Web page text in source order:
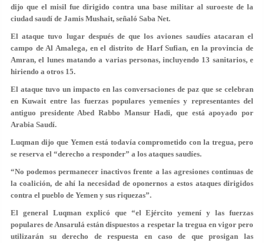
dijo que el misil fue dirigido contra una base militar al suroeste de la
ciudad saudí de Jamis Mushait, señaló Saba Net.
El ataque tuvo lugar después de que los aviones saudíes atacaran el
campo de Al Amalega, en el distrito de Harf Sufian, en la provincia de
Amran, el lunes matando a varias personas, incluyendo 13 sanitarios, e
hiriendo a otros 15.
El ataque tuvo un impacto en las conversaciones de paz que se celebran
en Kuwait entre las fuerzas populares yemeníes y representantes del
antiguo presidente Abed Rabbo Mansur Hadi, que está apoyado por
Arabia Saudí.
Luqman dijo que Yemen está todavía comprometido con la tregua, pero
se reserva el “derecho a responder” a los ataques saudíes.
“No podemos permanecer inactivos frente a las agresiones continuas de
la coalición, de ahí la necesidad de oponernos a estos ataques dirigidos
contra el pueblo de Yemen y sus riquezas”.
El general Luqman explicó que “el Ejército yemení y las fuerzas
populares de Ansarulá están dispuestos a respetar la tregua en vigor pero
utilizarán su derecho de respuesta en caso de que prosigan las